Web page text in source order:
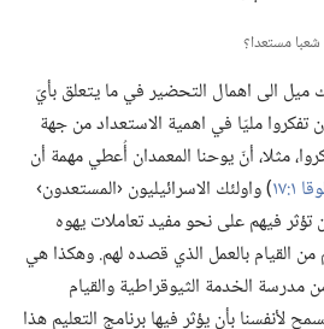
ميل الى اهمال التحضير في ما يتعلق بأيّ
مليّا في اهمية الاستعداد من جهة
مثلا،‏ أنّ يوحنا المعمدان أُعطي مهمة أن
١:‏١٧
‏)‏ واولئك الاسرائيليون ‹المستعدون›
تؤثر فيهم على نحو مفيد تعاملات يهوه
القيام بالعمل الذي قصده لهم.‏ وهكذا هي
مدرسة الخدمة الثيوقراطية والقيام
لأنفسنا بأن يؤثر فيها برنامج التعليم هذا